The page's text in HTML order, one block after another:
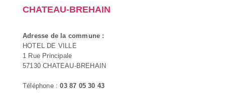
CHATEAU-BREHAIN
Adresse de la commune :
HOTEL DE VILLE
1 Rue Principale
57130 CHATEAU-BREHAIN
Téléphone :03 87 05 30 43